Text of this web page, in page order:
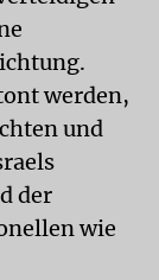
werden,
und
der
wie